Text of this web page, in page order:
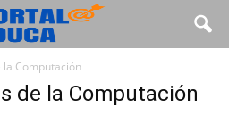
la Computación
de la Computación